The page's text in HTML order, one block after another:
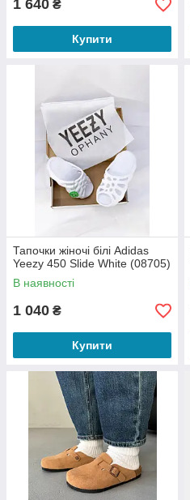
1 640 ₴
Купити
Тапочки жіночі білі Adidas
Yeezy 450 Slide White (08705)
В наявності
1 040 ₴
Купити